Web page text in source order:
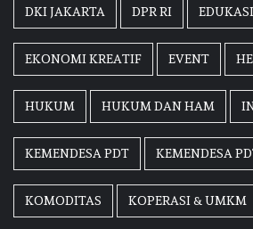
DKI JAKARTA DPR RI EDUKASI
EKONOMI KREATIF EVENT
HUKUM HUKUM DAN HAM
KEMENDESA PDT KEMENDESA
KOMODITAS KOPERASI & UMKM